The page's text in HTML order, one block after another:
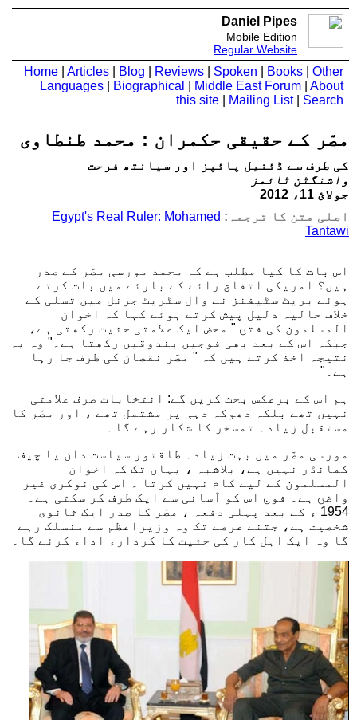
Daniel Pipes
Mobile Edition
Regular Website
Home Articles Blog Reviews Spoken Books
Other
Languages
Biographical Middle East Forum
About
this site
Mailing List| Search
مصّر کے حقیقی حکمران : محمد طنطاوی
کی طرف سے ڈئنیل پائپز اور سیانتھ فرحت
واشنگٹن ٹائمز
جولائ 11، 2012
اصلی متن کا ترجمہ: Egypt's Real Ruler: Mohamed
Tantawi
اس بات کا کیا مطلب ہے کہ محمد مورسی مصّر کے صدر
ہیں؟ امریکی اتفاق رائے کے بارئے میں بات کرتے
ہوئے بریٹ سٹیفنز نے وال سٹریٹ جرنل میں تسلی کے
خلاف حالیہ دلیل پیش کرتے ہوئے کہا کہ اخوان
المسلمون کی فتح " محض ایک علامتی حثیت رکھتی ہے،
جبکہ اس کے بعد بھی فوجیں بندوقیں رکھتا ہے۔" وہ یہ
نتیجہ اخذ کرتے ہیں کہ " مصّر نقصان کی طرف جا رہا
ہے۔"
ہم اس کے برعکس بحث کریں گے: انتخابات صرف علامتی
نہیں تھے بلکہ دھوکہ دہی پر مشتمل تھے ، اور مصّر کا
مستقبل زیادہ تمسخر کا شکار رہے گا۔
مورسی مصّر میں بہت زیادہ طاقتور سیاست دان یا چیف
کمانڈر نہیں ہے، بلاشبہ ، یہاں تک کہ اخوان
المسلمون کے لیے کام نہیں کرتا ۔ اس کی نوکری غیر
واضح ہے۔ فوج اس کو آسانی سے ایک طرف کر سکتی ہے۔
1954 ء کے بعد پہلی دفعہ ، مصّر کا صدر ایک ثانوی
شخصیت ہے، جتنے عرصے تک وہ وزیراعظم سے منسلک رہے
گا وہ ایک اہل کار کی حثیت کا کردارء اداء کرئے گا۔